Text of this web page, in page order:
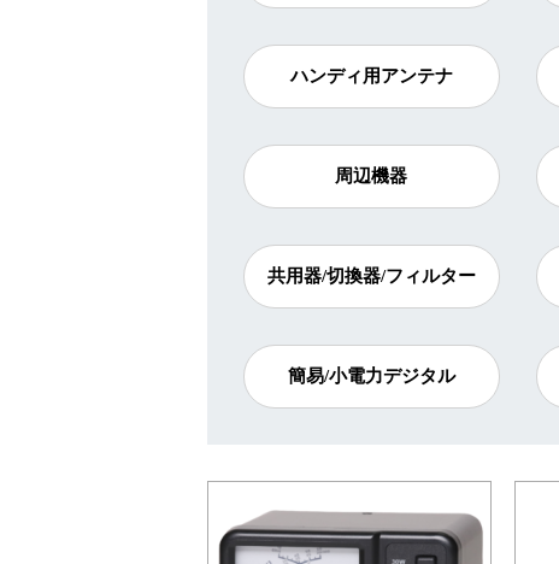
ハンディ用アンテナ
周辺機器
共用器/切換器/フィルター
簡易/小電力デジタル